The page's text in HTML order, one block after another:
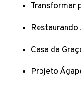
Transformar
Restaurando
Casa da
Projeto